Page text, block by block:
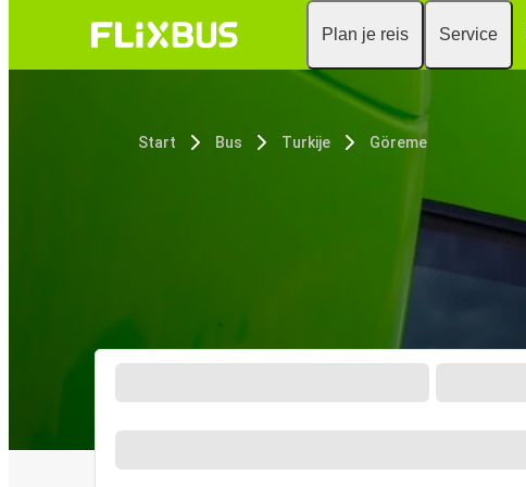
Plan je reis Service
Start Bus Turkije Göreme